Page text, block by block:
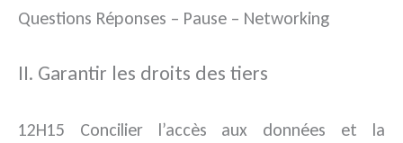
Questions Réponses – Pause – Networking
II. Garantir les droits des tiers
12H15 Concilier l’accès aux données et la